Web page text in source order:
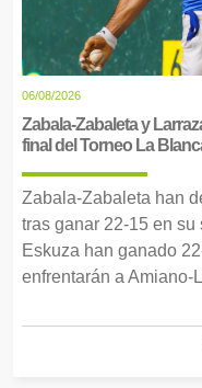
06/08/2026
Zabala-Zabaleta y
final del Torneo La
Zabala-Zabaleta han
tras ganar 22-15 en
Eskuza han ganado
enfrentarán a Amiano-